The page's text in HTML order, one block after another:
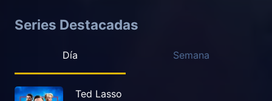
Series Destacadas
Día Semana
Ted Lasso